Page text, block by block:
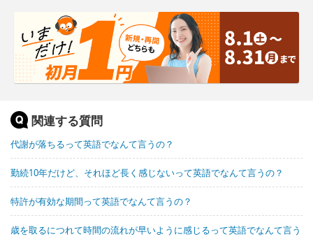
関連する質問
代謝が落ちるって英語でなんて言うの？
勤続10年だけど、それほど長く感じないって英語でなんて言うの？
特許が有効な期間って英語でなんて言うの？
歳を取るにつれて時間の流れが早いように感じるって英語でなんて言う